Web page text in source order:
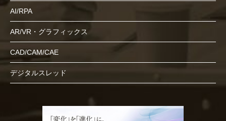
AI/RPA
AR/VR・グラフィックス
CAD/CAM/CAE
デジタルスレッド